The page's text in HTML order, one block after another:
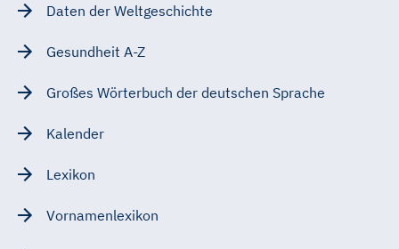
Daten der Weltgeschichte
Gesundheit A-Z
Großes Wörterbuch der deutschen Sprache
Kalender
Lexikon
Vornamenlexikon